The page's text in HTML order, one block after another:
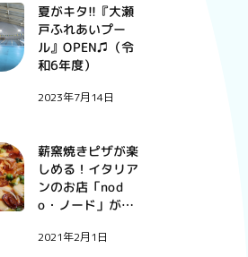
夏がキタ!!『大瀬
戸ふれあいプー
ル』OPEN♫（令
和6年度）
2023年7月14日
薪窯焼きピザが楽
しめる！イタリア
ンのお店「nod
o・ノード」が西
2021年2月1日